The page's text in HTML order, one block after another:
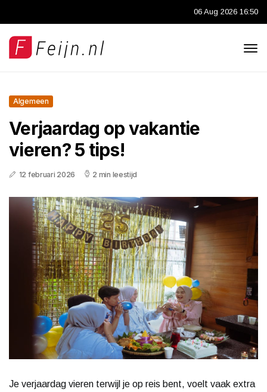
06 Aug 2026 16:50
Algemeen
Verjaardag op vakantie
vieren? 5 tips!
12 februari 2026 2 min leestijd
Je verjaardag vieren terwijl je op reis bent, voelt vaak extra